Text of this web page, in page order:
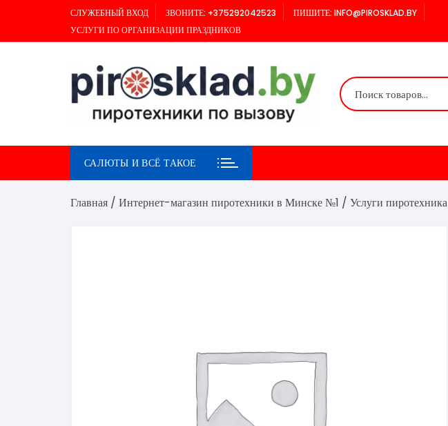
содержимому
СЛУЖЕБНЫЙ ВХОД ЗВОНИТЕ: +375292042523
ПИШИТЕ: INFO@PIROSKLAD.BY
УСЛУГИ ПО ОРГАНИЗАЦИИ ПРАЗДНИКОВ
САЛЮТЫ И ВСЁ ТАКОЕ
Главная / Интернет-магазин пиротехники в Минске №1 / Услуги пиротехника